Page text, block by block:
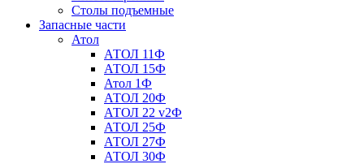
Столы подъемные
Запасные части
Атол
АТОЛ 11Ф
АТОЛ 15Ф
Атол 1Ф
АТОЛ 20Ф
АТОЛ 22 v2Ф
АТОЛ 25Ф
АТОЛ 27Ф
АТОЛ 30Ф